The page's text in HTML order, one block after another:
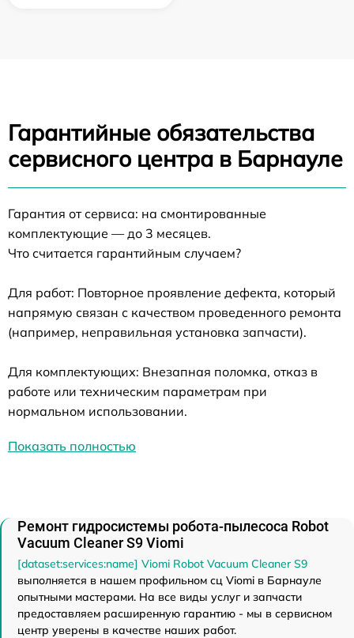
Гарантийные обязательства
сервисного центра в Барнауле
Гарантия от сервиса: на смонтированные
комплектующие — до 3 месяцев.
Что считается гарантийным случаем?
Для работ: Повторное проявление дефекта, который
напрямую связан с качеством проведенного ремонта
(например, неправильная установка запчасти).
Для комплектующих: Внезапная поломка, отказ в
работе или техническим параметрам при
нормальном использовании.
Показать полностью
Ремонт гидросистемы робота-пылесоса Robot
Vacuum Cleaner S9 Viomi
[dataset:services:name] Viomi Robot Vacuum Cleaner S9
выполняется в нашем профильном сц Viomi в Барнауле
опытными мастерами. На все виды услуг и запчасти
предоставляем расширенную гарантию - мы в сервисном
центр уверены в качестве наших работ.